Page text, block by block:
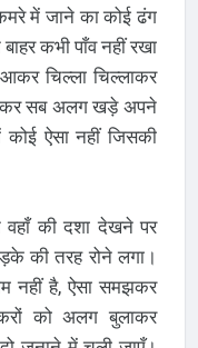
में जाने का कोई ढंग
कभी पाँव नहीं रखा
चिल्ला चिल्लाकर
सब अलग खड़े अपने
ऐसा नहीं जिसकी
की दशा देखने पर
की तरह रोने लगा।
नहीं है, ऐसा समझकर
को अलग बुलाकर